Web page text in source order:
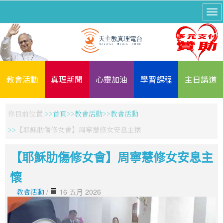
教會活動 真理新聞 心靈加油 學習課程 主日講道
你目前位置: 首頁 教會活動
教會活動
【耶穌肋傷修女會】周寧慧修女安息主懷
【耶穌肋傷修女會】周寧慧修女安息主
懷
教會活動 / 16 五月 2026